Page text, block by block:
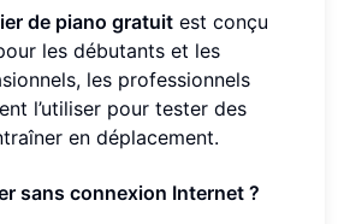
de piano gratuit est conçu
les débutants et les
les professionnels
l’utiliser pour tester des
en déplacement.
sans connexion Internet ?